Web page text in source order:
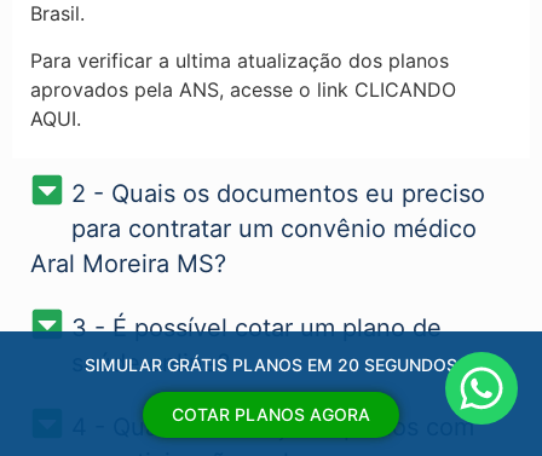
Brasil.
Para verificar a ultima atualização dos planos
aprovados pela ANS, acesse o link CLICANDO
AQUI.
2 - Quais os documentos eu preciso
para contratar um convênio médico
Aral Moreira MS?
3 - É possível cotar um plano de
saúde online?
4 - Qual a diferença de planos com
SIMULAR GRÁTIS PLANOS EM 20 SEGUNDOS
COTAR PLANOS AGORA